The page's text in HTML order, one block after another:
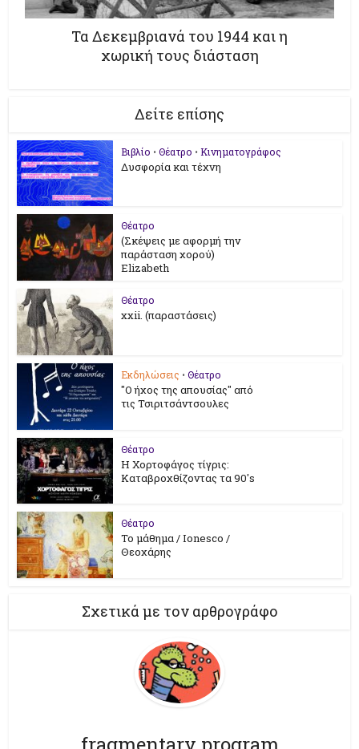
Τα Δεκεμβριανά του 1944 και η
χωρική τους διάσταση
Δείτε επίσης
Βιβλίο • Θέατρο • Κινηματογράφος
Δυσφορία και τέχνη
Θέατρο
(Σκέψεις με αφορμή την
παράσταση χορού)
Elizabeth
Θέατρο
xxii. (παραστάσεις)
Εκδηλώσεις • Θέατρο
"Ο ήχος της απουσίας" από
τις Τσιριτσάντσουλες
Θέατρο
Η Χορτοφάγος τίγρις:
Καταβροχθίζοντας τα 90's
Θέατρο
Το μάθημα / Ionesco /
Θεοχάρης
Σχετικά με τον αρθρογράφο